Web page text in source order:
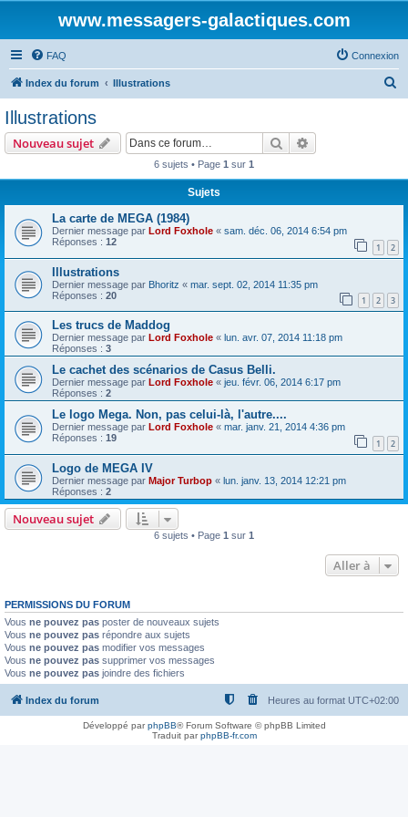
www.messagers-galactiques.com
FAQ Connexion
Index du forum Illustrations
e
Illustrations
Nouveau sujet Rechercher
6 sujets • Page 1 sur 1
Sujets
La carte de MEGA (1984)
Dernier message par Lord Foxhole « sam. déc. 06, 2014 6:54 pm
Réponses : 12 1 2
Illustrations
Dernier message par Bhoritz « mar. sept. 02, 2014 11:35 pm
Réponses : 20 1 2 3
Les trucs de Maddog
Dernier message par Lord Foxhole « lun. avr. 07, 2014 11:18 pm
Réponses : 3
Le cachet des scénarios de Casus Belli.
Dernier message par Lord Foxhole « jeu. févr. 06, 2014 6:17 pm
Réponses : 2
Le logo Mega. Non, pas celui-là, l'autre....
Dernier message par Lord Foxhole « mar. janv. 21, 2014 4:36 pm
Réponses : 19 1 2
Logo de MEGA IV
Dernier message par Major Turbop « lun. janv. 13, 2014 12:21 pm
Réponses : 2
Nouveau sujet
6 sujets • Page 1 sur 1
Aller à
PERMISSIONS DU FORUM
Vous ne pouvez pas poster de nouveaux sujets
Vous ne pouvez pas répondre aux sujets
Vous ne pouvez pas modifier vos messages
Vous ne pouvez pas supprimer vos messages
Vous ne pouvez pas joindre des fichiers
Index du forum Heures au format UTC+02:00
Développé parphpBB® Forum Software © phpBB Limited
Traduit parphpBB-fr.com